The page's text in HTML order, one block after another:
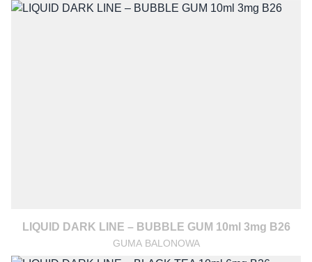
LIQUID DARK LINE – BUBBLE GUM 10ml 3mg B26
GUMA BALONOWA